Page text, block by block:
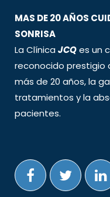
MAS DE 20 AÑOS
SONRISA
La Clínica JCQes un
reconocido prestigio
más de 20 años, la
tratamientos y la
pacientes.